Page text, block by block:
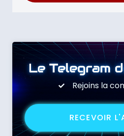
Le Telegram
Rejoins la
RECEVOIR